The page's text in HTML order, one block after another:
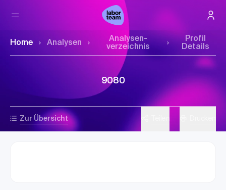
Home Analysen
Analysen­
verzeichnis
Profil
Details
Zur Übersicht
9080